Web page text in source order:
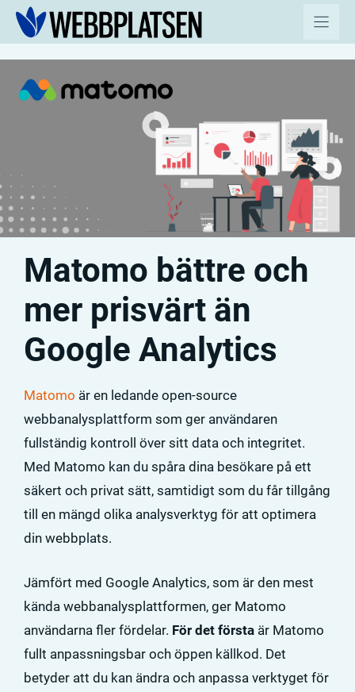
Hoppa
innehåll
Matomo bättre och
mer prisvärt än
Google Analytics
Matomo är en ledande open-source
webbanalysplattform som ger användaren
fullständig kontroll över sitt data och integritet.
Med Matomo kan du spåra dina besökare på ett
säkert och privat sätt, samtidigt som du får tillgång
till en mängd olika analysverktyg för att optimera
din webbplats.
Jämfört med Google Analytics, som är den mest
kända webbanalysplattformen, ger Matomo
användarna fler fördelar. För det första är Matomo
fullt anpassningsbar och öppen källkod. Det
betyder att du kan ändra och anpassa verktyget för